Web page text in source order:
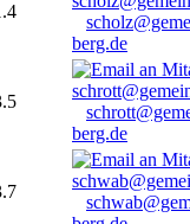
berg.de
berg.de